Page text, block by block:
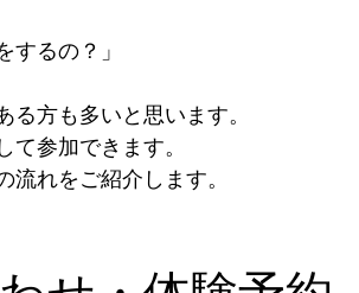
するの？」
方も多いと思います。
参加できます。
れをご紹介します。